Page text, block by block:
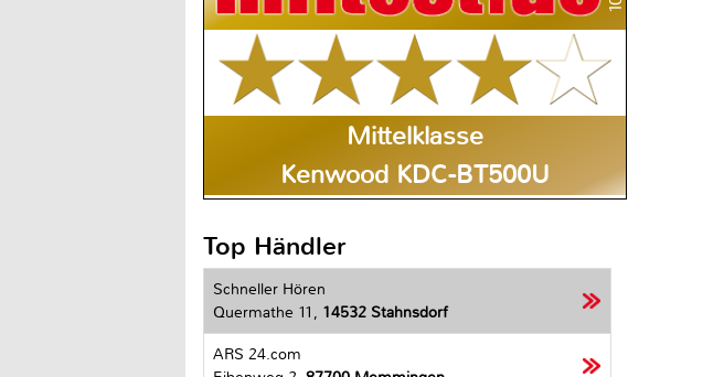
Mittelklasse
Kenwood KDC-BT500U
Top Händler
Schneller Hören
Quermathe 11, 14532 Stahnsdorf
ARS 24.com